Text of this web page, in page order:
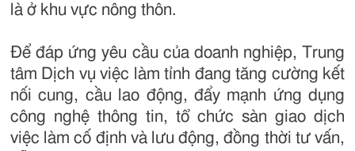
là ở khu vực nông thôn.
Để đáp ứng yêu cầu của doanh nghiệp, Trung
tâm Dịch vụ việc làm tỉnh đang tăng cường kết
nối cung, cầu lao động, đẩy mạnh ứng dụng
công nghệ thông tin, tổ chức sàn giao dịch
việc làm cố định và lưu động, đồng thời tư vấn,